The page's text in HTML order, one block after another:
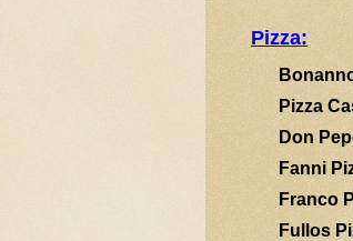
Pizza:
Pizza
Don
Fanni
Franco
Fullos